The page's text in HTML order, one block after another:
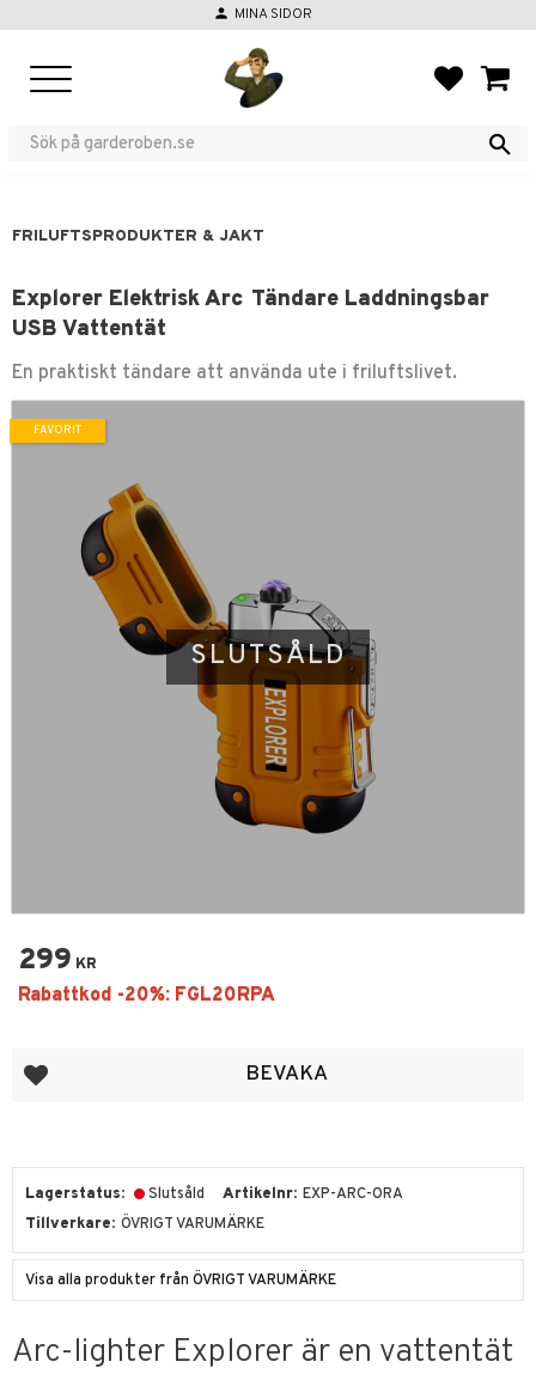
person MINA SIDOR
FRILUFTSPRODUKTER & JAKT
Explorer Elektrisk Arc Tändare Laddningsbar
USB Vattentät
En praktiskt tändare att använda ute i friluftslivet.
SLUTSÅLD
FAVORIT
299 KR
Lägg till i favoriter BEVAKA
Lagerstatus Slutsåld Artikelnr EXP-ARC-ORA
Tillverkare ÖVRIGT VARUMÄRKE
Visa alla produkter från ÖVRIGT VARUMÄRKE
Arc-lighter Explorer är en vattentät